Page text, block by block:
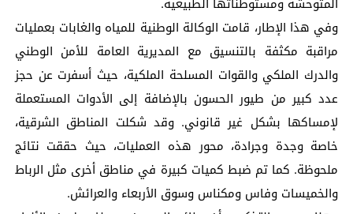
وفي هذا الإطار، قامت الوكالة الوطنية للمياه والغابات بعمليات
مراقبة مكثفة بالتنسيق مع المديرية العامة للأمن الوطني
والدرك الملكي والقوات المسلحة الملكية، حيث أسفرت عن حجز
عدد كبير من طيور الحسون بالإضافة إلى الأدوات المستعملة
لإمساكها بشكل غير قانوني. وقد شكلت المناطق الشرقية،
خاصة وجدة وجرادة، محور هذه العمليات، حيث حققت نتائج
ملحوظة. كما تم ضبط كميات كبيرة في مناطق أخرى مثل الرباط
والخميسات وفاس ومكناس وسوق الأربعاء والعرائش.